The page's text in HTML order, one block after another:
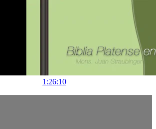
1:26:10